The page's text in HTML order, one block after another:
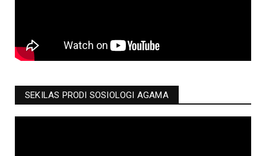
SEKILAS PRODI SOSIOLOGI AGAMA